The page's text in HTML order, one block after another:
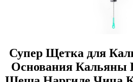
Супер Щетка для
Основания